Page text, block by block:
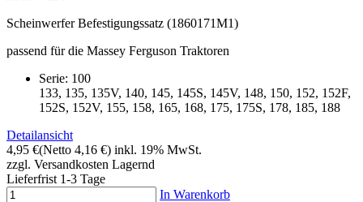
Scheinwerfer Befestigungssatz (1860171M1)
passend für die Massey Ferguson Traktoren
Serie: 100
133, 135, 135V, 140, 145, 145S, 145V, 148, 150, 152, 152F,
152S, 152V, 155, 158, 165, 168, 175, 175S, 178, 185, 188
Detailansicht
4,95 €(Netto 4,16 €) inkl. 19% MwSt.
zzgl. Versandkosten Lagernd
Lieferfrist 1-3 Tage
In Warenkorb